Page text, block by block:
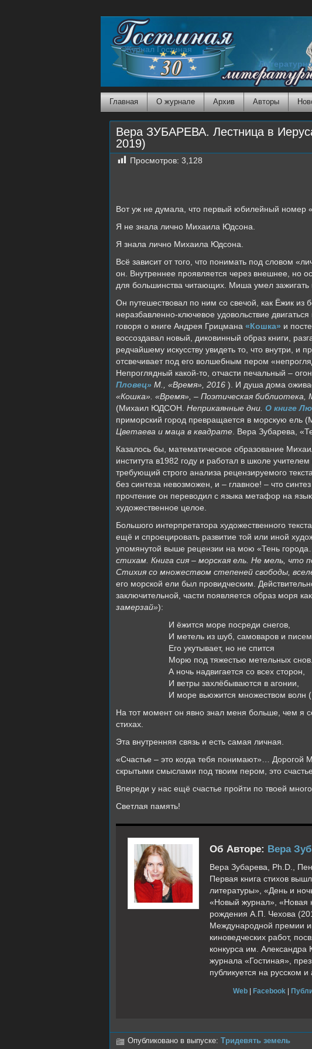
Журнал Гостиная
Главная О журнале Архив Авторы
Вера ЗУБАРЕВА. Лестница в
2019)
Просмотров: 3,128
Вот уж не думала, что первый юбилейный номер
Я не знала лично Михаила Юдсона.
Я знала лично Михаила Юдсона.
Всё зависит от того, что понимать под словом
он. Внутреннее проявляется через внешнее, но
для большинства читающих. Миша умел зажигать
Он путешествовал по ним со свечой, как Ёжик из
неразбавленно-ключевое удовольствие
говоря о книге Андрея Грицмана «Кошка» и
воссоздавал новый, диковинный образ книги,
редчайшему искусству увидеть то, что внутри, и
отсвечивает под его волшебным пером
Непроглядный какой-то, отчасти печальный –
Пловец» М., «Время», 2016 ). И душа дома
«Кошка». «Время», – Поэтическая библиотека,
(Михаил ЮДСОН. Неприкаянные дни. О книге
приморский город превращается в морскую ель
Цветаева и маца в квадрате. Вера Зубарева,
Казалось бы, математическое образование
института в1982 году и работал в школе
требующий строго анализа рецензируемого
без синтеза невозможен, и – главное! – что
прочтение он переводил с языка метафор на
художественное целое.
Большого интерпретатора художественного
ещё и спроецировать развитие той или иной
упомянутой выше рецензии на мою «Тень
стихам. Книга сия – морская ель. Не мель, что
Стихия со множеством степеней свободы,
его морской ели был провидческим.
заключительной, части появляется образ моря
замерзай»):
И ёжится море посреди снегов,
И метель из шуб, самоваров и писем
Его укутывает, но не спится
Морю под тяжестью метельных снов.
А ночь надвигается со всех сторон,
И ветры захлёбываются в агонии,
И море вьюжится множеством волн
На тот момент он явно знал меня больше, чем я
стихах.
Эта внутренняя связь и есть самая личная.
«Счастье – это когда тебя понимают»… Дорогой
скрытыми смыслами под твоим пером, это
Впереди у нас ещё счастье пройти по твоей
Светлая память!
Об Авторе: Вера
Вера Зубарева, Ph.D.,
Первая книга стихов
литературы», «День и
«Новый журнал», «Новая
рождения А.П. Чехова
Международной премии
киноведческих работ,
конкурса им.
журнала «Гостиная»,
публикуется на русском
Web | Facebook |
Опубликовано в выпуске: Тридевять земель